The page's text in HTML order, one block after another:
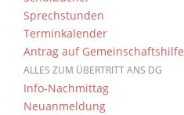
Sprechstunden
Terminkalender
Antrag auf Gemeinschaftshilfe
ALLES ZUM ÜBERTRITT ANS DG
Info-Nachmittag
Neuanmeldung